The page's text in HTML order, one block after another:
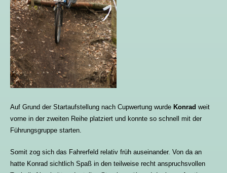
Auf Grund der Startaufstellung nach Cupwertung wurde Konrad weit
vorne in der zweiten Reihe platziert und konnte so schnell mit der
Führungsgruppe starten.
Somit zog sich das Fahrerfeld relativ früh auseinander. Von da an
hatte Konrad sichtlich Spaß in den teilweise recht anspruchsvollen